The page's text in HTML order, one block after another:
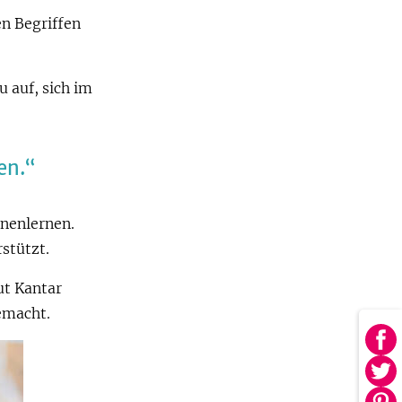
Begriffen
auf, sich im
Kantar